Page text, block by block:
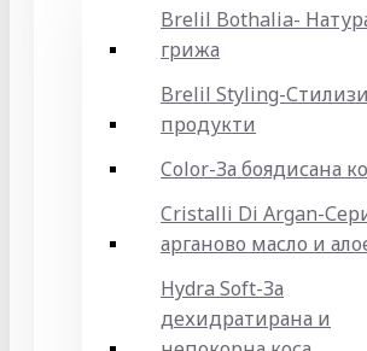
Brelil Bothalia-
грижа
Brelil Styling-
продукти
Color-За боядисана
Cristalli Di Argan-
арганово масло и
Hydra Soft-За
дехидратирана и